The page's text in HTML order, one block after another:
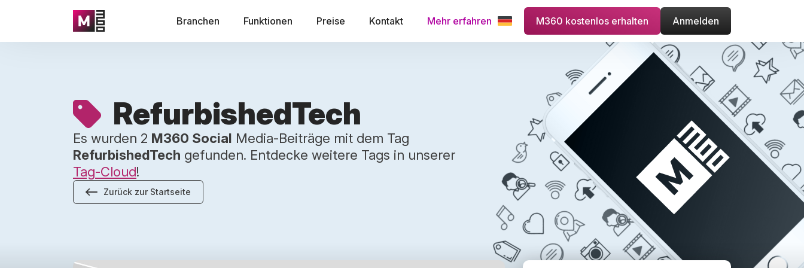
Branchen Funktionen Preise Kontakt Mehr erfahren M360 kostenlos erhalten Anmelden
RefurbishedTech
Es wurden 2 M360 Social Media-Beiträge mit dem Tag
RefurbishedTech gefunden. Entdecke weitere Tags in unserer
Tag-Cloud!
Zurück zur Startseite